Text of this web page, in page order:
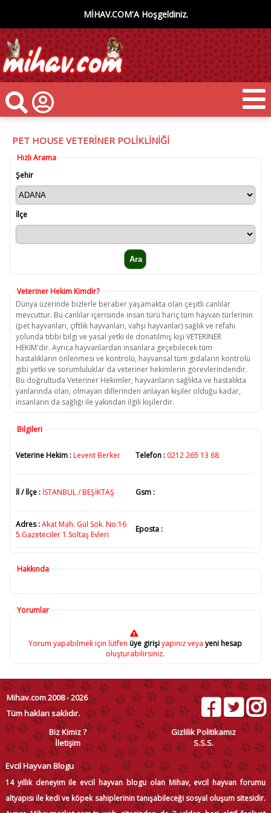
MİHAV.COM'A Hoşgeldiniz.
PET HOUSE VETERİNER POLİKLİNİĞİ
Hızlı Arama
Şehir
İlçe
Veteriner Hekim Kimdir?
Dünya üzerinde bizlerle beraber yaşamakta olan çeşitli canlılar
mevcuttur. Bu canlılar içerisinde insan türü hariç tüm hayvan türlerinin
(pet hayvanları, çiftlik hayvanları, vahşi hayvanlar) sağlık ve refahı
yolunda tıbbi bilgi ve yasal yetki ile donatılmış kişi VETERİNER
HEKİM'dir. Ayrıca hayvanlardan insanlara geçebilecek tüm
hastalıkların önlenmesi ve kontrolü, hayvansal tüm gıdaların kontrolü
gibi yetki ve sorumluluklar da veteriner hekimlerin görevlerindendir.
Bu doğrultuda Veteriner Hekimler, hayvanların sağlıkta ve hastalıkta
yanlarında olan, olmayan dillerinden anlayan kişiler olduğu kadar,
insanların da sağlığı ile yakından ilgili kişilerdir.
Bilgileri
Veterine Hekim :Levent Berker Telefon : 0212 265 13 68
İl / İlçe : İSTANBUL / BEŞİKTAŞ Gsm :
Adres :Akat Mah. Gül Sok. No:16
5.Gazeteciler 1.Soltaş Evleri
Eposta :
Hakkında
Yorumlar
Yorum yapabilmek için lütfen üye girişiyapınız veya yeni hesap
oluşturabilirsiniz.
Mihav.com 2008 - 2026
Tüm hakları saklıdır.
Biz Kimiz ?
Gizlilik Politikamız
İletişim
S.S.S.
Evcil Hayvan Blogu
14 yıllık deneyim ile evcil hayvan blogu olan Mihav, evcil hayvan forumu
altyapısı ile kedi ve köpek sahiplerinin tanışabileceği sosyal oluşum sitesidir.